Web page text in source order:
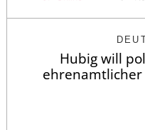
Hubig will